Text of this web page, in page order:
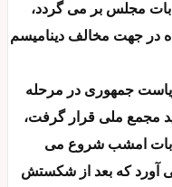
مجلس بر می گردد،
در جهت مخالف دینامیسم
جمهوری در مرحله
مجمع ملی قرار گرفت،
امشب شروع می
آورد که بعد از شکستش